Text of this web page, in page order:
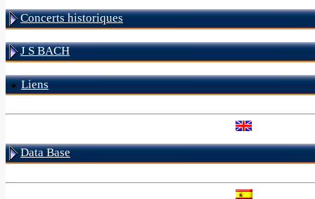
Concerts historiques
J S BACH
Liens
Data Base